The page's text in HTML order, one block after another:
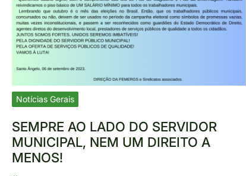
Notícias Gerais
SEMPRE AO LADO DO SERVIDOR
MUNICIPAL, NEM UM DIREITO A
MENOS!